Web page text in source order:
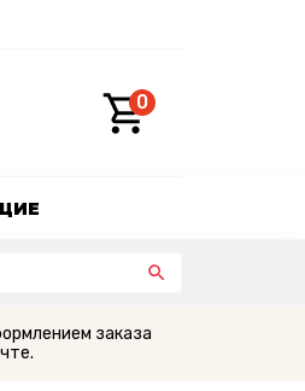
0
заказа